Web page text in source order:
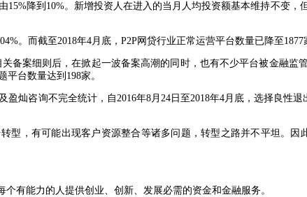
降到10%。新增投资人在进入的当月人均投资额基本维持不变，
。而截至2018年4月底，P2P网贷行业正常运营平台数量已降至1877
备案细则后，在掀起一波备案高潮的同时，也有不少平台被金融监
台数量达到198家。
灿咨询不完全统计，自2016年8月24日至2018年4月底，选择良性
，有可能出现客户资源整合等诸多问题，转型之路并不平坦。因
有能力的人提供创业、创新、发展必需的资金和金融服务。